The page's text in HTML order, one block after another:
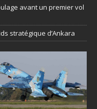
avant un premier vol
stratégique d’Ankara